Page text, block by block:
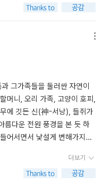
방을 주는 책이라는 뜻은, 사
력, 신나는 생각을 키울 수 있
분은 아시겠죠. 3~$학년 어
.
그가족들을 둘러싼 자연이
머니, 오리 가족, 고양이 호피,
에 깃든 신(神-서낭), 들쥐가
름다운 전원 풍경을 본 듯 하
어서면서 낯설게 변해가지만
야기하고 있다.사람도 자연
를 지키고 있는과수원으로
더보기